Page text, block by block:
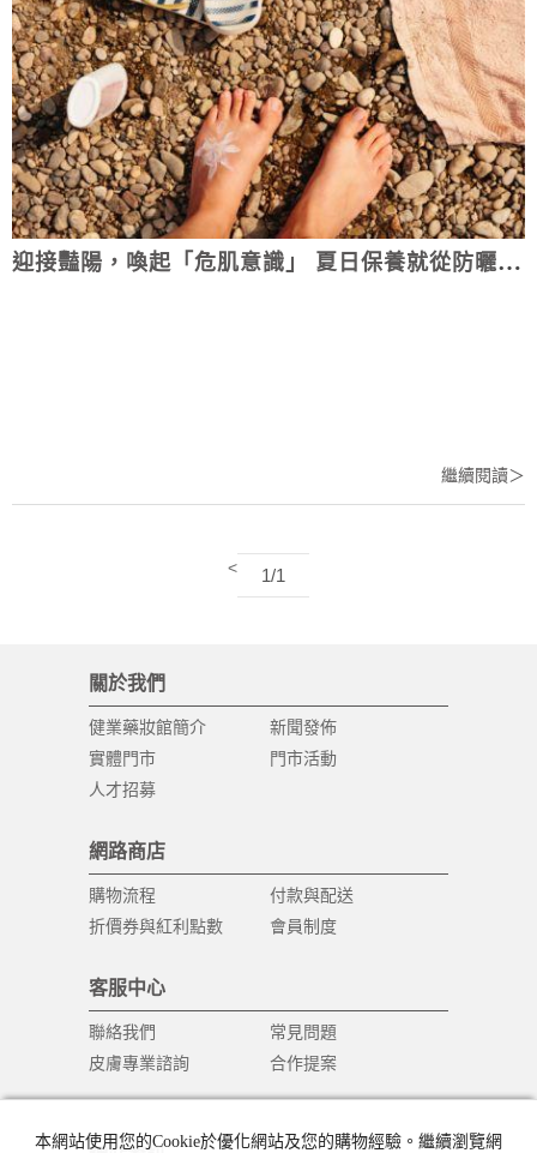
迎接豔陽，喚起「危肌意識」 夏日保養就從防曬開始
繼續閱讀＞
< 1/1
關於我們
健業藥妝館簡介
新聞發佈
實體門市
門市活動
人才招募
網路商店
購物流程
付款與配送
折價券與紅利點數
會員制度
客服中心
聯絡我們
皮膚專業諮詢
常見問題
合作提案
本網站使用您的Cookie於優化網站及您的購物經驗。繼續瀏覽網